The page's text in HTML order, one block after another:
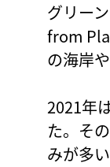
グリー
from
の海岸
2021年
た。そ
みが多